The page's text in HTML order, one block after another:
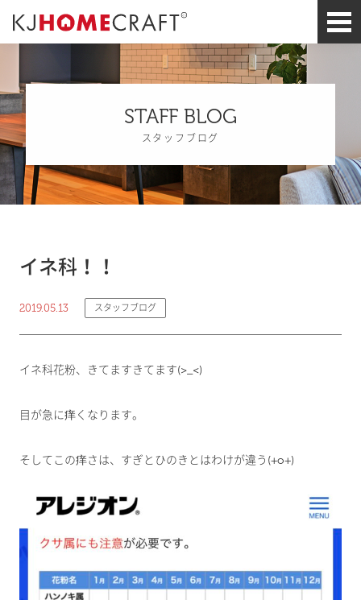
STAFF BLOG
スタッフブログ
イネ科！！
2019.05.13 スタッフブログ
イネ科花粉、きてますきてます(>_<)
目が急に痒くなります。
そしてこの痒さは、すぎとひのきとはわけが違う(+o+)